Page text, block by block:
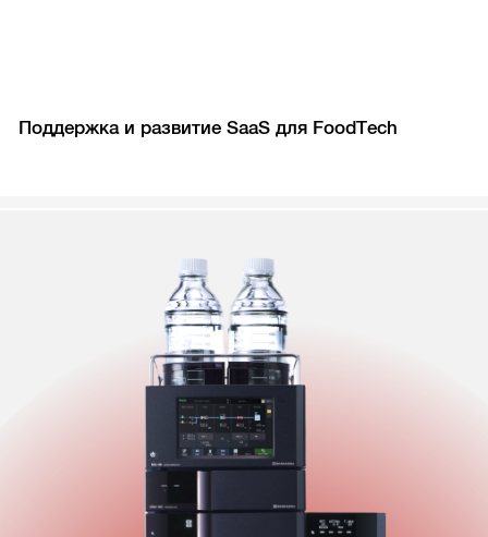
Поддержка и развитие SaaS для FoodTech